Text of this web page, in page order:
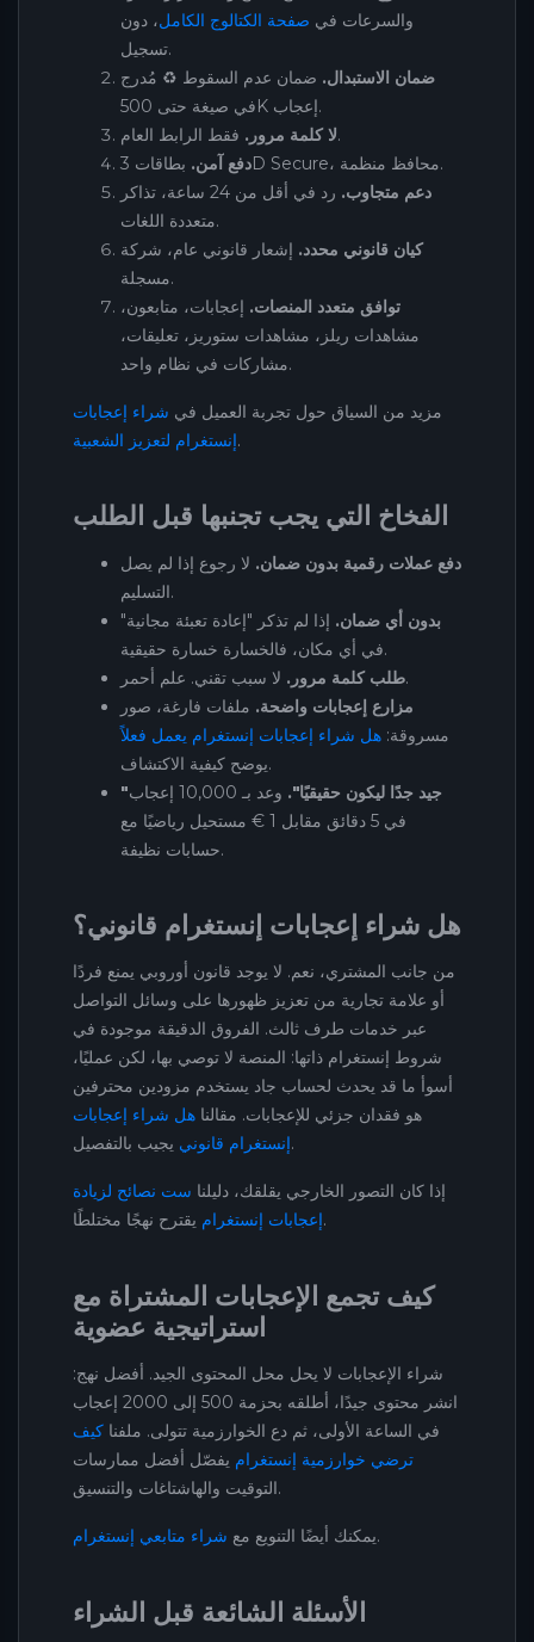
والسرعات في صفحة الكتالوج الكامل، دون
تسجيل.
ضمان الاستبدال. ضمان عدم السقوط ♻️ مُدرج
في صيغة حتى 500K إعجاب.
لا كلمة مرور.فقط الرابط العام.
دفع آمن.
بطاقات 3D Secure، محافظ منظمة.
دعم متجاوب.
رد في أقل من 24 ساعة، تذاكر
متعددة اللغات.
كيان قانوني محدد. إشعار قانوني عام، شركة
مسجلة.
توافق متعدد المنصات. إعجابات، متابعون،
مشاهدات ريلز، مشاهدات ستوريز، تعليقات،
مشاركات في نظام واحد.
مزيد من السياق حول تجربة العميل في شراء إعجابات
إنستغرام لتعزيز الشعبية.
الفخاخ التي يجب تجنبها قبل الطلب
دفع عملات رقمية بدون ضمان. لا رجوع إذا لم يصل
التسليم.
بدون أي ضمان. إذا لم تذكر "إعادة تعبئة مجانية"
في أي مكان، فالخسارة خسارة حقيقية.
طلب كلمة مرور.لا سبب تقني. علم أحمر.
مزارع إعجابات واضحة. ملفات فارغة، صور
مسروقة: هل شراء إعجابات إنستغرام يعمل فعلاً
يوضح كيفية الاكتشاف.
"جيد جدًا ليكون حقيقيًا".
وعد بـ 10,000 إعجاب
في 5 دقائق مقابل 1 € مستحيل رياضيًا مع
حسابات نظيفة.
هل شراء إعجابات إنستغرام قانوني؟
من جانب المشتري، نعم. لا يوجد قانون أوروبي يمنع فردًا
أو علامة تجارية من تعزيز ظهورها على وسائل التواصل
عبر خدمات طرف ثالث. الفروق الدقيقة موجودة في
شروط إنستغرام ذاتها: المنصة لا توصي بها، لكن عمليًا،
أسوأ ما قد يحدث لحساب جاد يستخدم مزودين محترفين
هو فقدان جزئي للإعجابات. مقالنا هل شراء إعجابات
إنستغرام قانونييجيب بالتفصيل.
إذا كان التصور الخارجي يقلقك، دليلنا ست نصائح لزيادة
إعجابات إنستغراميقترح نهجًا مختلطًا.
كيف تجمع الإعجابات المشتراة مع
استراتيجية عضوية
شراء الإعجابات لا يحل محل المحتوى الجيد. أفضل نهج:
انشر محتوى جيدًا، أطلقه بحزمة 500 إلى 2000 إعجاب
في الساعة الأولى، ثم دع الخوارزمية تتولى. ملفنا كيف
ترضي خوارزمية إنستغرام يفصّل أفضل ممارسات
التوقيت والهاشتاغات والتنسيق.
يمكنك أيضًا التنويع مع شراء متابعي إنستغرام .
الأسئلة الشائعة قبل الشراء